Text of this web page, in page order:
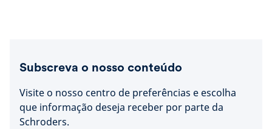
Subscreva o nosso conteúdo
Visite o nosso centro de preferências e escolha
que informação deseja receber por parte da
Schroders.